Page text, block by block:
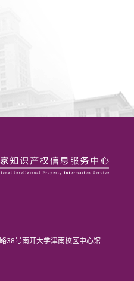
38号南开大学津南校区中心馆